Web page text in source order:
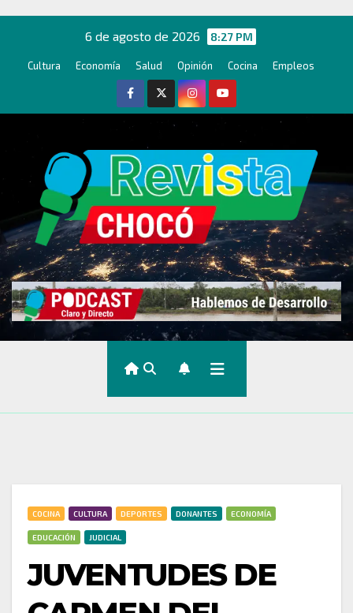
contenido
6 de agosto de 2026 8:27 PM
Cultura Economía Salud Opinión Cocina Empleos
COCINA CULTURA DEPORTES DONANTES ECONOMÍA
EDUCACIÓN JUDICIAL
JUVENTUDES DE